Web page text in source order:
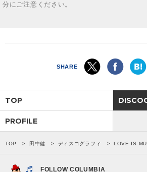
分にご注意ください。
SHARE
TOP
PROFILE
TOP 田中健 ディスコグラフィ LOVE IS
FOLLOW COLUMBIA